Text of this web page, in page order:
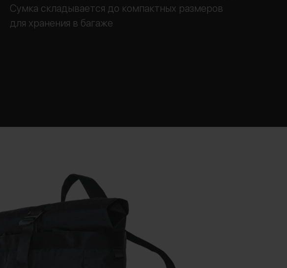
Сумка складывается до компактных размеров
для хранения в багаже